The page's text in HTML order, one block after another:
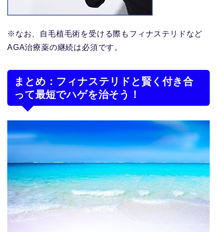
※なお、自毛植毛術を受ける際もフィナステリドなど
AGA治療薬の継続は必須です。
まとめ：フィナステリドと賢く付き合
って最短でハゲを治そう！